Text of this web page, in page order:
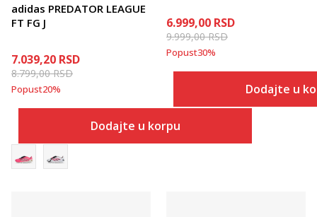
adidas PREDATOR LEAGUE
FT FG J
7.039,20 RSD
8.799,00RSD
Popust20%
Dodajte u korpu
6.999,00 RSD
9.999,00RSD
Popust30%
Dodajte u